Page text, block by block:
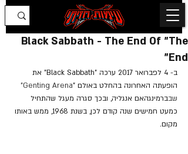
Black Sabbath - The End Of "The
End"
ב- 4 לפברואר 2017 ערכה "Black Sabbath" את
הופעתה האחרונה בהחלט באולם "
Genting Arena"
שבברמינגהאם אנגליה, ובכך סגרה מעגל שהתחיל
כמעט חמישים שנה קודם לכן, בשנת 1968, ממש באותו
מקום.